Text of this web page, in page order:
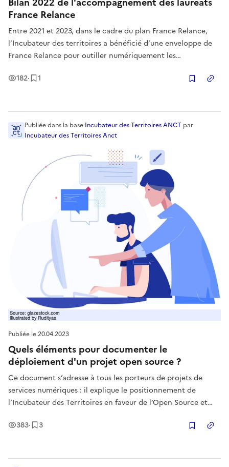
France Relance
Entre 2021 et 2023, dans le cadre du plan France Relance,
l’Incubateur des territoires a bénéficié d’une enveloppe de
France Relance pour outiller numériquement les
besoins et des solutions permettant ainsi à l’Incubateur de
182Vues
· 1
Publiée le20.04.2023
Quels éléments pour documenter le
déploiement d'un projet open source ?
Ce document s’adresse à tous les porteurs de projets de
services numériques : il explique le positionnement de
l’Incubateur des Territoires en faveur de l’Open Source et
déploiement d’un logiciel dont le code est ouvert.
383Vues
· 3Enregistrement
Publiéedans la base Incubateur des Territoires ANCT par
Incubateur des Territoires Anct